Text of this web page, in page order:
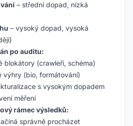
– střední dopad, nízká
– vysoký dopad, vysoká
po auditu:
blokátory (crawleři, schéma)
výhry (bio, formátování)
s vysokým dopadem
měření
rámec výsledků:
správně procházet